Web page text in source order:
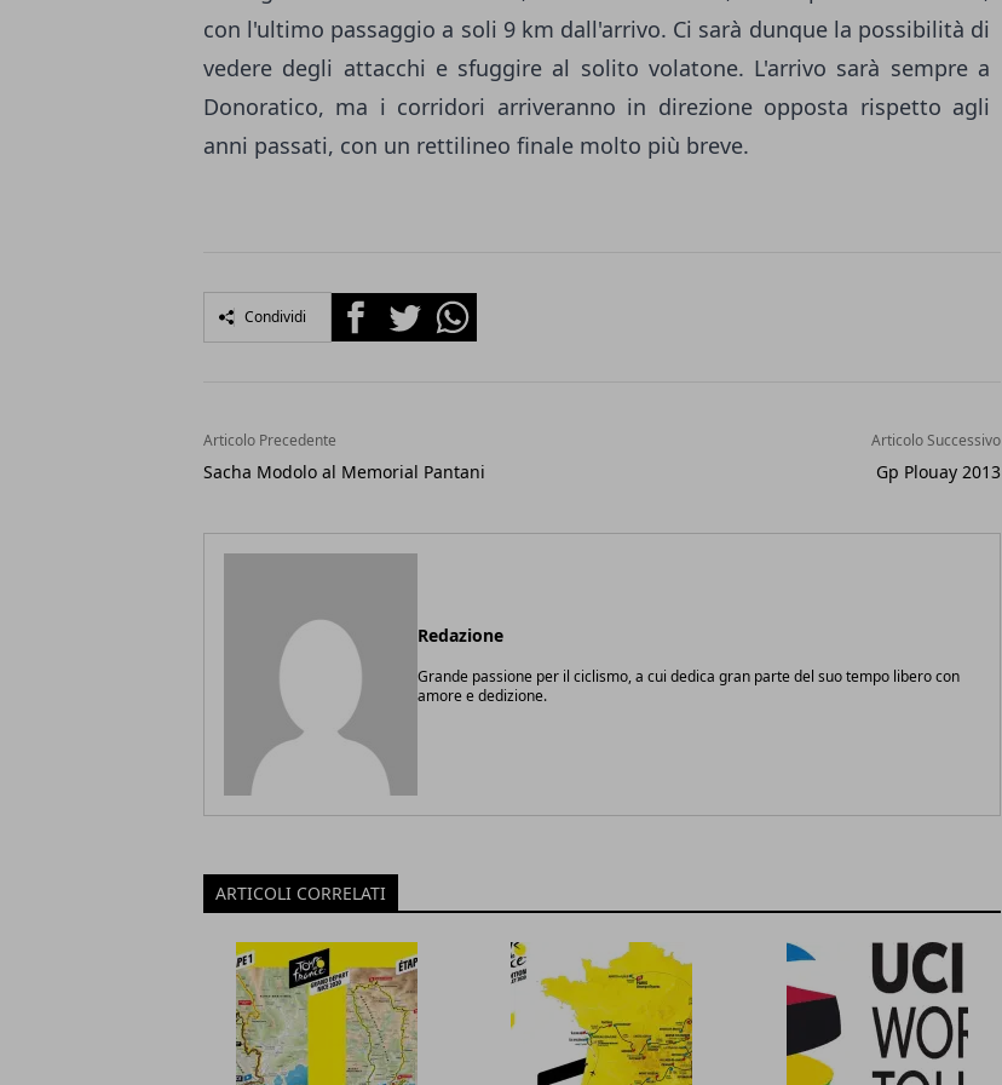
con l'ultimo passaggio a soli 9 km dall'arrivo. Ci sarà dunque la possibilità di
vedere degli attacchi e sfuggire al solito volatone. L'arrivo sarà sempre a
Donoratico, ma i corridori arriveranno in direzione opposta rispetto agli
anni passati, con un rettilineo finale molto più breve.
Condividi FacebookTwitterWhatsapp
Articolo Precedente
Sacha Modolo al Memorial Pantani
Articolo Successivo
Gp Plouay 2013
Redazione
Grande passione per il ciclismo, a cui dedica gran parte del suo tempo libero con
amore e dedizione.
ARTICOLI CORRELATI